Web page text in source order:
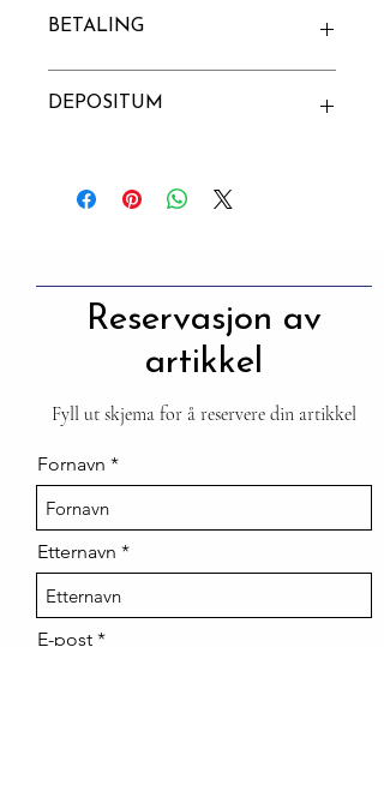
BETALING
DEPOSITUM
Depositum tilbakebetales etter varen er
returnert og godkjent.
Reservasjon av
artikkel
Fyll ut skjema for å reservere din artikkel
Fornavn
Etternavn
E-post